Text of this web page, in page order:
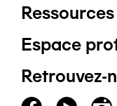
Pied
de
page
Espace
Retrouvez-